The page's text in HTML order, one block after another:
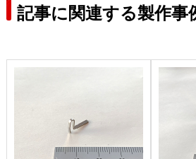
記事に関連する製作事